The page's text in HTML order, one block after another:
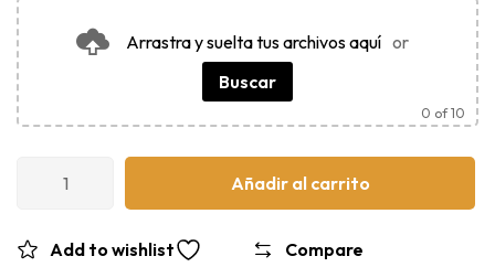
Arrastra y suelta tus archivos aquí or
Buscar
0 of 10
Añadir al carrito
Add to wishlist Compare